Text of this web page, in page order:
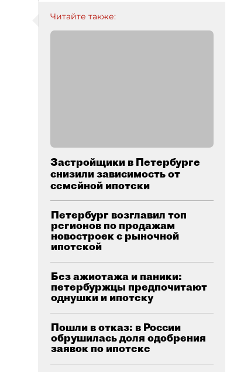
Читайте также:
Застройщики в Петербурге
снизили зависимость от
семейной ипотеки
Петербург возглавил топ
регионов по продажам
новостроек с рыночной
ипотекой
Без ажиотажа и паники:
петербуржцы предпочитают
однушки и ипотеку
Пошли в отказ: в России
обрушилась доля одобрения
заявок по ипотеке